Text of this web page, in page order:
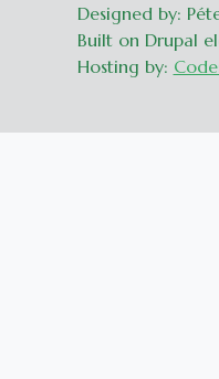
Designed by:
Built on Drupal
Hosting by: